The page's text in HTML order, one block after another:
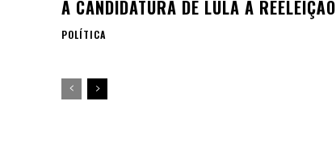
À CANDIDATURA DE LULA À REELEIÇÃO
POLÍTICA